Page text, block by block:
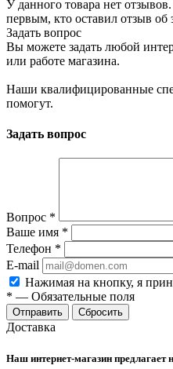
У данного товара нет
первым, кто оставил отзыв об
Задать вопрос
Вы можете задать любой
или работе магазина.
Наши квалифицированные
помогут.
Задать вопрос
Вопрос *
Ваше имя *
Телефон *
E-mail
Нажимая на кнопку, я
* — Обязательные поля
Отправить Сбросить
Доставка
Наш интернет-магазин предлагает